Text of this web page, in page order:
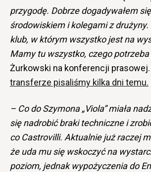
przygodę. Dobrze dogadywałem
środowiskiem i kolegami z
klub, w którym wszystko jest na
Mamy tu wszystko, czego
Żurkowski na konferencji prasowej.
transferze pisaliśmy kilka dni temu.
– Co do Szymona „Viola” miała
się nadrobić braki techniczne i
co Castrovilli. Aktualnie już raczej
że uda mu się wskoczyć na
poziom, jednak wypożyczenia do